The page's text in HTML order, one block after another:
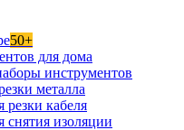
50+
для дома
инструментов
металла
кабеля
изоляции